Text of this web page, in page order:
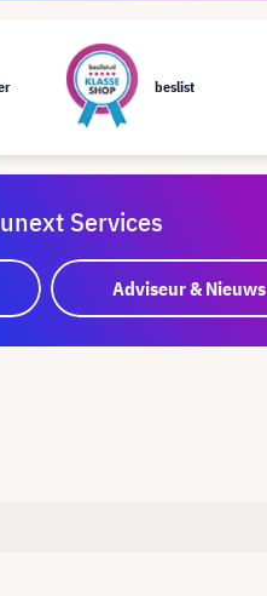
beslist
Services
Adviseur & Nieuws